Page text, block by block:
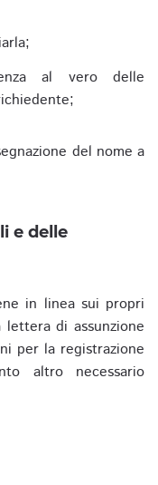
al vero delle
del nome a
e delle
in linea sui propri
di assunzione
per la registrazione
altro necessario